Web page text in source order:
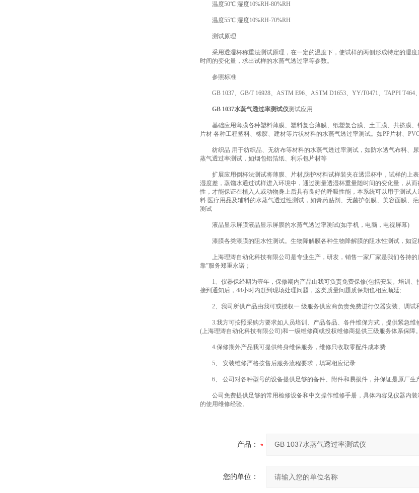
温度50℃ 湿度10%RH-80%RH
温度55℃ 湿度10%RH-70%RH
测试原理
采用透湿杯称重法测试原理，在一定的温度下，使试样的两侧形成特定的湿
时间的变化量，求出试样的水蒸气透过率等参数。
参照标准
GB 1037、GB/T 16928、ASTM E96、ASTM D1653、YY/T0471、TAPPI T464
GB 1037水蒸气透过率测试仪测试应用
基础应用薄膜各种塑料薄膜、塑料复合薄膜、纸塑复合膜、土工膜、共挤膜
片材 各种工程塑料、橡胶、建材等片状材料的水蒸气透过率测试。如PP片材、
纺织品 用于纺织品、无纺布等材料的水蒸气透过率测试，如防水透气布料、
蒸气透过率测试，如烟包铝箔纸、利乐包片材等
扩展应用倒杯法测试将薄膜、片材,防护材料试样装夹在透湿杯中，试样的上
湿度差，蒸馏水通过试样进入环境中，通过测量透湿杯重量随时间的变化量，从
性，才能保证在植入人或动物身上后具有良好的呼吸性能，本系统可以用于测试
料 医疗用品及辅料的水蒸气透过性测试，如膏药贴剂、无菌护创膜、美容面膜、
测试
液晶显示屏膜液晶显示屏膜的水蒸气透过率测试(如手机，电脑，电视屏幕)
漆膜各类漆膜的阻水性测试。生物降解膜各种生物降解膜的阻水性测试，如淀
上海理涛自动化科技有限公司是专业生产，研发，销售一家厂家是我们各持的
靠”服务郑重永诺；
1、仪器保经期为壹年，保修期内产品山我可负责免费保修(包括安装。培训、
接到通知后，48小时内赶到现场处理问题，这类质量问题质保期也相应顺延;
2、我司所供产品由我可或授权一 级服务供应商负责免费进行仅器安装、调试
3.我方可按照采购方要求如人员培训、产品各品、各件维保方式，提供紧急维
(上海理涛自动化科技有限公司)和一级维修商或投权维修商提供三级服务体系保障。
4.保修期外产品我可提供终身维保服务，维修只收取零配件成本费
5、 安装维修严格按售后服务流程要求，填写相应记录
6、 公司对各种型号的设备提供足够的备件、附件和易损件，并保证是原厂生
公司免费提供足够的常用检修设备和中文操作维修手册，具体内容见仪器内装
的使用维修经验。
产品：
您的单位：